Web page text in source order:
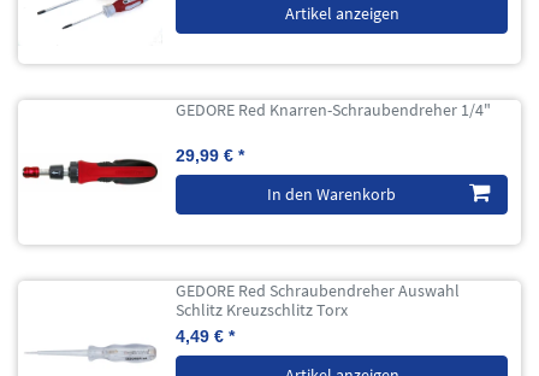
Artikel anzeigen
GEDORE Red Knarren-Schraubendreher 1/4"
29,99 € *
In den Warenkorb
GEDORE Red Schraubendreher Auswahl
Schlitz Kreuzschlitz Torx
4,49 € *